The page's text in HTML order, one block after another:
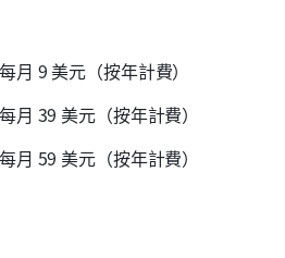
月 9 美元（按年計費）
月 39 美元（按年計費）
月 59 美元（按年計費）